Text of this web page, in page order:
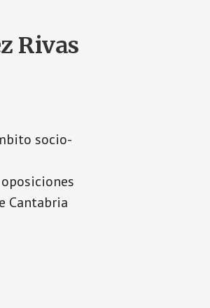
Rivas
socio-
Cantabria